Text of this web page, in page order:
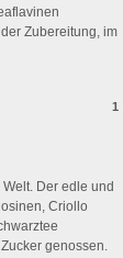
Zubereitung, im
1
Der edle und
Criollo
genossen.